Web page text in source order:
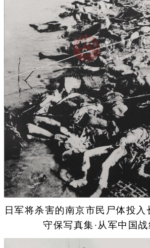
日军将杀害的南京市民尸体投入
守保写真集·从军中国战